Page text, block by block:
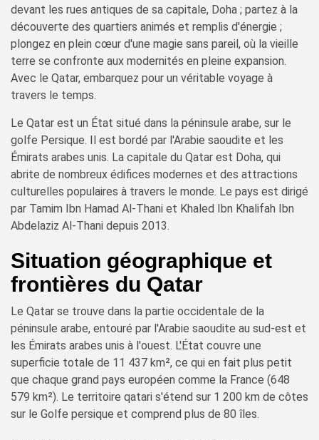
devant les rues antiques de sa capitale, Doha ; partez à la
découverte des quartiers animés et remplis d'énergie ;
plongez en plein cœur d'une magie sans pareil, où la vieille
terre se confronte aux modernités en pleine expansion.
Avec le Qatar, embarquez pour un véritable voyage à
travers le temps.
Le Qatar est un État situé dans la péninsule arabe, sur le
golfe Persique. Il est bordé par l'Arabie saoudite et les
Émirats arabes unis. La capitale du Qatar est Doha, qui
abrite de nombreux édifices modernes et des attractions
culturelles populaires à travers le monde. Le pays est dirigé
par Tamim Ibn Hamad Al-Thani et Khaled Ibn Khalifah Ibn
Abdelaziz Al-Thani depuis 2013.
Situation géographique et
frontières du Qatar
Le Qatar se trouve dans la partie occidentale de la
péninsule arabe, entouré par l'Arabie saoudite au sud-est et
les Émirats arabes unis à l'ouest. L'État couvre une
superficie totale de 11 437 km², ce qui en fait plus petit
que chaque grand pays européen comme la France (648
579 km²). Le territoire qatari s'étend sur 1 200 km de côtes
sur le Golfe persique et comprend plus de 80 îles.